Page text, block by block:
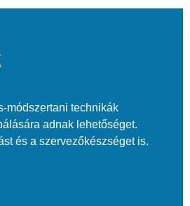
módszertani technikák
adnak lehetőséget.
és a szervezőkészséget is.